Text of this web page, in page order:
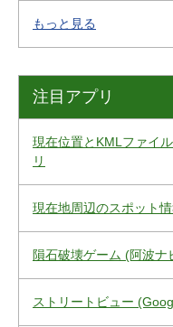
もっと見る
注目アプリ
現在位置とKMLファイ
リ
現在地周辺のスポット
隕石破壊ゲーム (阿波ナ
ストリートビュー